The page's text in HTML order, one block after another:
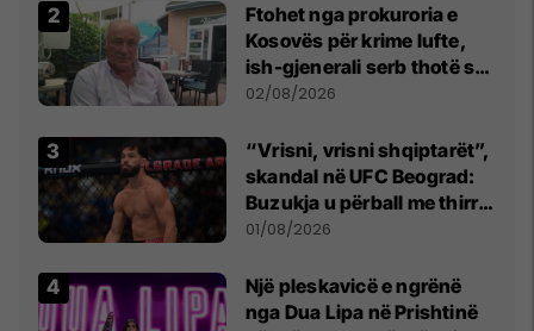
Ftohet nga prokuroria e
Kosovës për krime lufte,
ish-gjenerali serb thotë se
dikush e tradhtoi në
02/08/2026
“Vrisni, vrisni shqiptarët”,
skandal në UFC Beograd:
Buzukja u përball me thirrje
anti-shqiptare nga
01/08/2026
Një pleskavicë e ngrënë
nga Dua Lipa në Prishtinë